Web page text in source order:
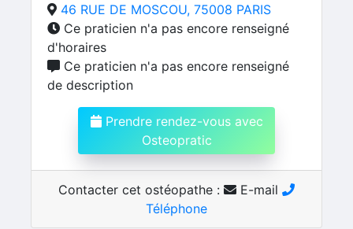
46 RUE DE MOSCOU, 75008 PARIS
Ce praticien n'a pas encore renseigné
d'horaires
Ce praticien n'a pas encore renseigné
de description
Prendre rendez-vous avec
Osteopratic
Contacter cet ostéopathe :
E-mail
Téléphone